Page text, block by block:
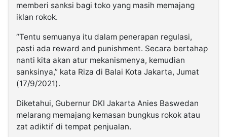
memberi sanksi bagi toko yang masih memajang
iklan rokok.
“Tentu semuanya itu dalam penerapan regulasi,
pasti ada reward and punishment. Secara bertahap
nanti kita akan atur mekanismenya, kemudian
sanksinya,” kata Riza di Balai Kota Jakarta, Jumat
(17/9/2021).
Diketahui, Gubernur DKI Jakarta Anies Baswedan
melarang memajang kemasan bungkus rokok atau
zat adiktif di tempat penjualan.